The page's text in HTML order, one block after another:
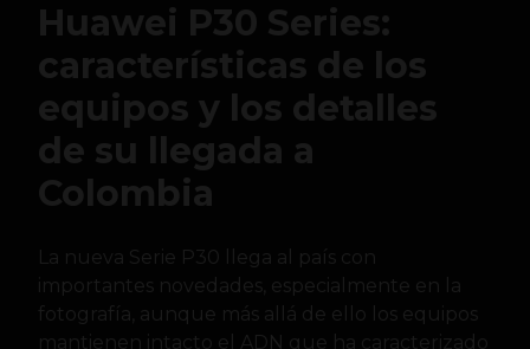
Huawei P30 Series:
características de los
equipos y los detalles
de su llegada a
Colombia
La nueva Serie P30 llega al país con
importantes novedades, especialmente en la
fotografía, aunque más allá de ello los equipos
mantienen intacto el ADN que ha caracterizado